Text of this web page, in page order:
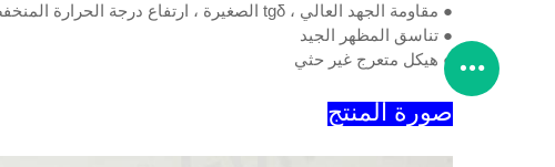
● مقاومة الجهد العالي ، tgδ الصغيرة ، ارتفاع درجة الحرارة المنخفضة
● تناسق المظهر الجيد
● هيكل متعرج غير حثي
صورة المنتج